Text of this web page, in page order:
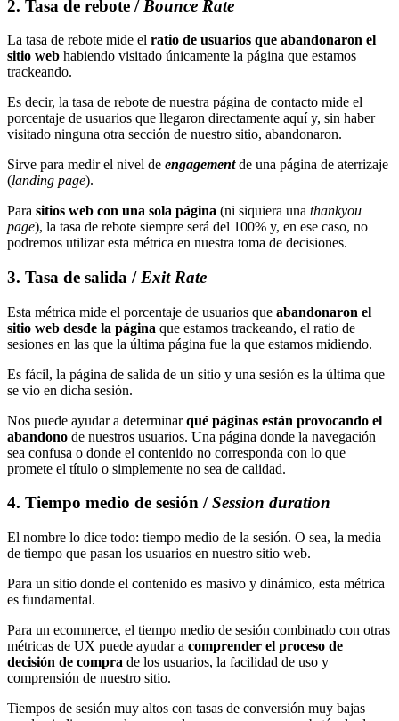
2. Tasa de rebote / Bounce Rate
La tasa de rebote mide el ratio de usuarios que abandonaron el
sitio web habiendo visitado únicamente la página que estamos
trackeando.
Es decir, la tasa de rebote de nuestra página de contacto mide el
porcentaje de usuarios que llegaron directamente aquí y, sin haber
visitado ninguna otra sección de nuestro sitio, abandonaron.
Sirve para medir el nivel de engagementde una página de aterrizaje
(landing page).
Para sitios web con una sola página (ni siquiera una thankyou
page), la tasa de rebote siempre será del 100% y, en ese caso, no
podremos utilizar esta métrica en nuestra toma de decisiones.
3. Tasa de salida / Exit Rate
Esta métrica mide el porcentaje de usuarios que abandonaron el
sitio web desde la página que estamos trackeando, el ratio de
sesiones en las que la última página fue la que estamos midiendo.
Es fácil, la página de salida de un sitio y una sesión es la última que
se vio en dicha sesión.
Nos puede ayudar a determinarqué páginas están provocando el
abandono de nuestros usuarios. Una página donde la navegación
sea confusa o donde el contenido no corresponda con lo que
promete el título o simplemente no sea de calidad.
4. Tiempo medio de sesión /Session duration
El nombre lo dice todo: tiempo medio de la sesión. O sea, la media
de tiempo que pasan los usuarios en nuestro sitio web.
Para un sitio donde el contenido es masivo y dinámico, esta métrica
es fundamental.
Para un ecommerce, el tiempo medio de sesión combinado con otras
métricas de UX puede ayudar a comprender el proceso de
decisión de compra de los usuarios, la facilidad de uso y
comprensión de nuestro sitio.
Tiempos de sesión muy altos con tasas de conversión muy bajas